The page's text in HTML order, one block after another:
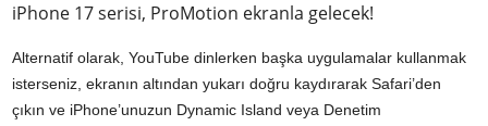
iPhone 17 serisi, ProMotion ekranla gelecek!
Alternatif olarak, YouTube dinlerken başka uygulamalar kullanmak
isterseniz, ekranın altından yukarı doğru kaydırarak Safari’den
çıkın ve iPhone’unuzun Dynamic Island veya Denetim